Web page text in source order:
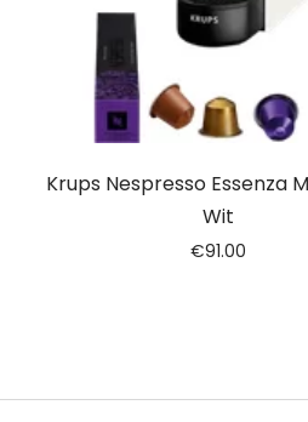
Krups Nespresso Essenza
Wit
€91.00